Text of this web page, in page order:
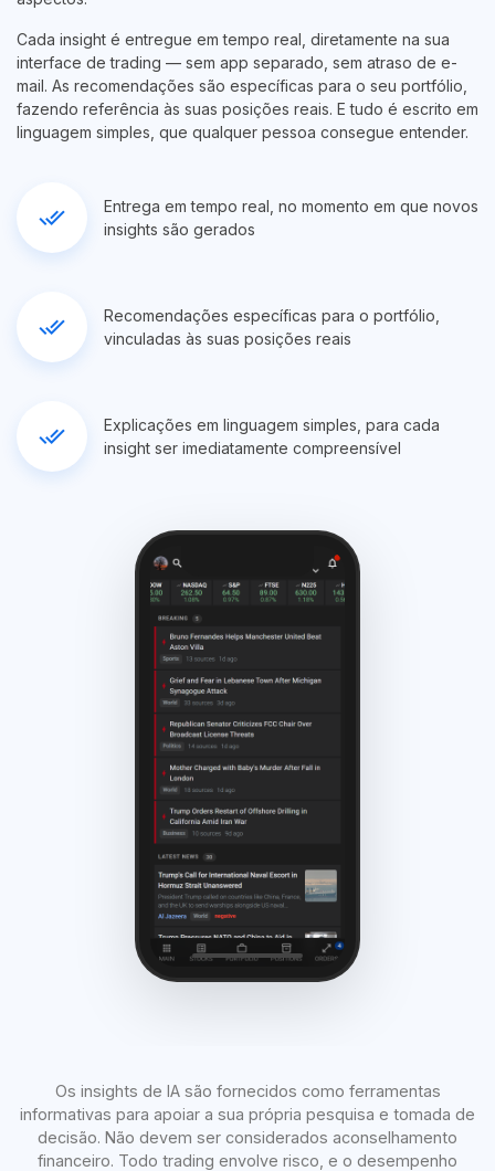
Cada insight é entregue em tempo real, diretamente na sua
interface de trading — sem app separado, sem atraso de e-
mail. As recomendações são específicas para o seu portfólio,
fazendo referência às suas posições reais. E tudo é escrito em
linguagem simples, que qualquer pessoa consegue entender.
done_all
Entrega em tempo real, no momento em que novos
insights são gerados
done_all
Recomendações específicas para o portfólio,
vinculadas às suas posições reais
done_all
Explicações em linguagem simples, para cada
insight ser imediatamente compreensível
Os insights de IA são fornecidos como ferramentas
informativas para apoiar a sua própria pesquisa e tomada de
decisão. Não devem ser considerados aconselhamento
financeiro. Todo trading envolve risco, e o desempenho